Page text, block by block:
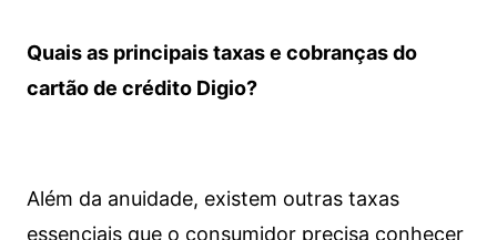
Quais as principais taxas e cobranças do
cartão de crédito Digio?
Além da anuidade, existem outras taxas
essenciais que o consumidor precisa conhecer